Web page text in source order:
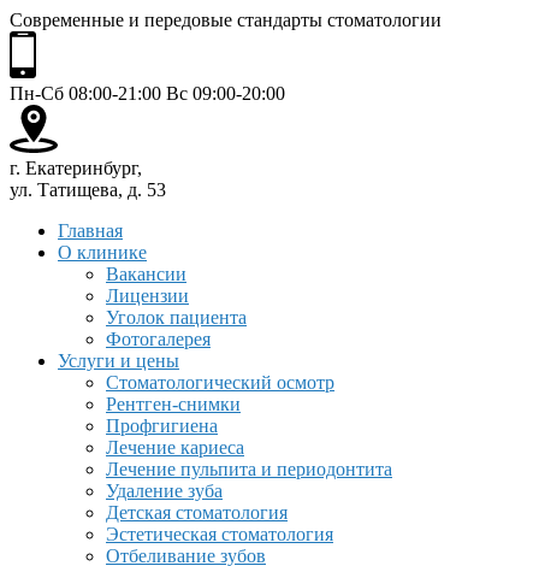
Современные и передовые стандарты стоматологии
Пн-Сб 08:00-21:00 Вс 09:00-20:00
г. Екатеринбург,
ул. Татищева, д. 53
Главная
О клинике
Вакансии
Лицензии
Уголок пациента
Фотогалерея
Услуги и цены
Стоматологический осмотр
Рентген-снимки
Профгигиена
Лечение кариеса
Лечение пульпита и периодонтита
Удаление зуба
Детская стоматология
Эстетическая стоматология
Отбеливание зубов